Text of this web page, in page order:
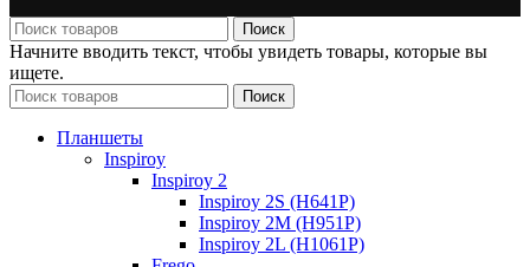
Поиск
Начните вводить текст, чтобы увидеть товары, которые вы
ищете.
Поиск
Планшеты
Inspiroy
Inspiroy 2
Inspiroy 2S (H641P)
Inspiroy 2M (H951P)
Inspiroy 2L (H1061P)